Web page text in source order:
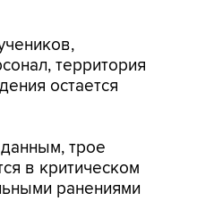
территория
остается
трое
в критическом
ранениями